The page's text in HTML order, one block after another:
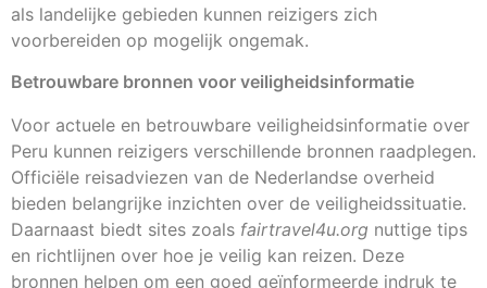
als landelijke gebieden kunnen reizigers zich
voorbereiden op mogelijk ongemak.
Betrouwbare bronnen voor veiligheidsinformatie
Voor actuele en betrouwbare veiligheidsinformatie over
Peru kunnen reizigers verschillende bronnen raadplegen.
Officiële reisadviezen van de Nederlandse overheid
bieden belangrijke inzichten over de veiligheidssituatie.
Daarnaast biedt sites zoals fairtravel4u.org nuttige tips
en richtlijnen over hoe je veilig kan reizen. Deze
bronnen helpen om een goed geïnformeerde indruk te